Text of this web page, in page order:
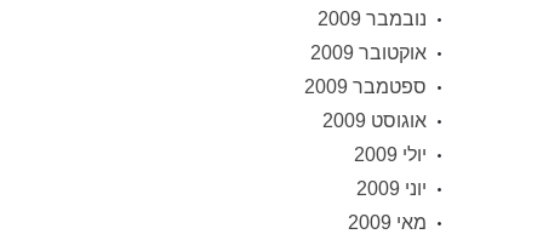
נובמבר 2009
אוקטובר 2009
ספטמבר 2009
אוגוסט 2009
יולי 2009
יוני 2009
מאי 2009